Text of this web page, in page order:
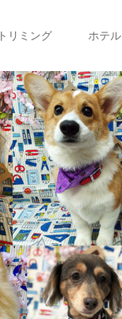
トリミング ホテル